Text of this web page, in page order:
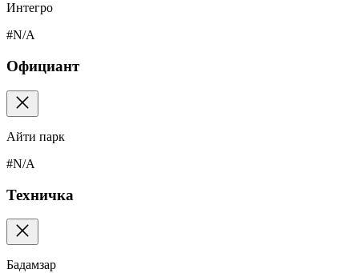
Интегро
#N/A
Официант
Айти парк
#N/A
Техничка
Бадамзар